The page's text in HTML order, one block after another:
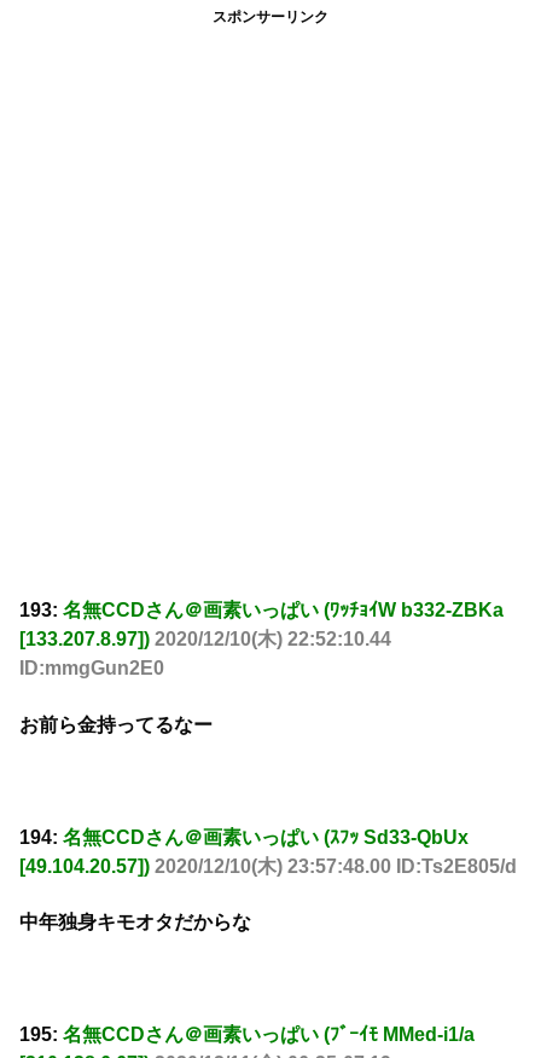
スポンサーリンク
193: 名無CCDさん＠画素いっぱい (ﾜｯﾁｮｲW b332-ZBKa
[133.207.8.97]) 2020/12/10(木) 22:52:10.44
ID:mmgGun2E0
お前ら金持ってるなー
194: 名無CCDさん＠画素いっぱい (ｽﾌｯ Sd33-QbUx
[49.104.20.57]) 2020/12/10(木) 23:57:48.00 ID:Ts2E805/d
中年独身キモオタだからな
195: 名無CCDさん＠画素いっぱい (ﾌﾞｰｲﾓ MMed-i1/a